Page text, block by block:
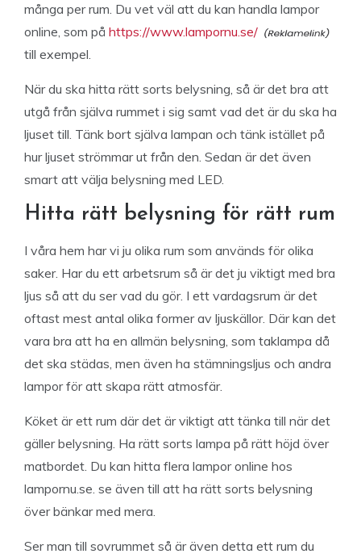
många per rum. Du vet väl att du kan handla lampor
online, som på https://www.lampornu.se/
till exempel.
När du ska hitta rätt sorts belysning, så är det bra att
utgå från själva rummet i sig samt vad det är du ska ha
ljuset till. Tänk bort själva lampan och tänk istället på
hur ljuset strömmar ut från den. Sedan är det även
smart att välja belysning med LED.
Hitta rätt belysning för rätt rum
I våra hem har vi ju olika rum som används för olika
saker. Har du ett arbetsrum så är det ju viktigt med bra
ljus så att du ser vad du gör. I ett vardagsrum är det
oftast mest antal olika former av ljuskällor. Där kan det
vara bra att ha en allmän belysning, som taklampa då
det ska städas, men även ha stämningsljus och andra
lampor för att skapa rätt atmosfär.
Köket är ett rum där det är viktigt att tänka till när det
gäller belysning. Ha rätt sorts lampa på rätt höjd över
matbordet. Du kan hitta flera lampor online hos
lampornu.se. se även till att ha rätt sorts belysning
över bänkar med mera.
Ser man till sovrummet så är även detta ett rum du